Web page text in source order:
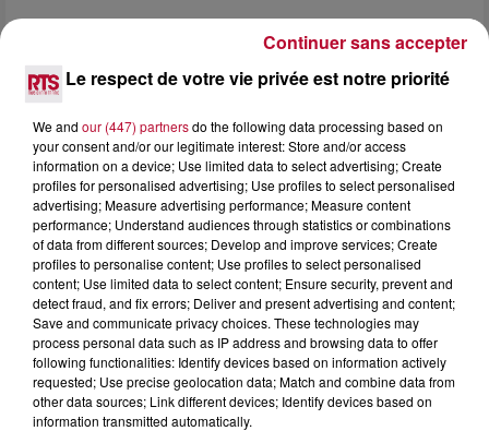
HÉRAULT, PYRÉNÉES-ORIENTALES : TROIS
SPOTS DE SNORKELING À EXPLORER...
Pas besoin de bouteilles de plongée lourdes ni de diplômes
complexes pour observer la vie sous-marine. Cet été, un
masque, un tuba et une paire de palmes...
Le respect de votre vie privée est notre priorité
We and our (447) partnersdo the following data processing based on
your consent and/or our legitimate interest: Store and/or access
information on a device; Use limited data to select advertising; Create
profiles for personalised advertising; Use profiles to select personalised
advertising; Measure advertising performance; Measure content
performance; Understand audiences through statistics or combinations
of data from different sources; Develop and improve services; Create
profiles to personalise content; Use profiles to select personalised
content; Use limited data to select content; Ensure security, prevent and
detect fraud, and fix errors; Deliver and present advertising and content;
Save and communicate privacy choices. These technologies may
process personal data such as IP address and browsing data to offer
following functionalities: Identify devices based on information actively
requested; Use precise geolocation data; Match and combine data from
other data sources; Link different devices; Identify devices based on
information transmitted automatically.
Continuer sans accepter